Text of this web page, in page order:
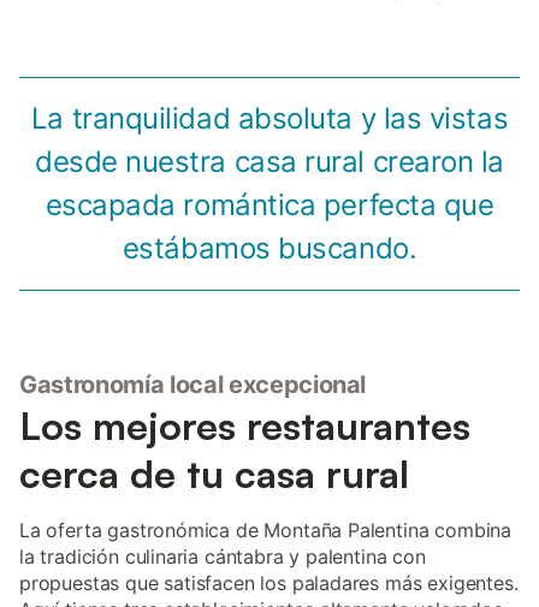
La tranquilidad absoluta y las vistas
desde nuestra casa rural crearon la
escapada romántica perfecta que
estábamos buscando.
Gastronomía local excepcional
Los mejores restaurantes
cerca de tu casa rural
La oferta gastronómica de Montaña Palentina combina
la tradición culinaria cántabra y palentina con
propuestas que satisfacen los paladares más exigentes.